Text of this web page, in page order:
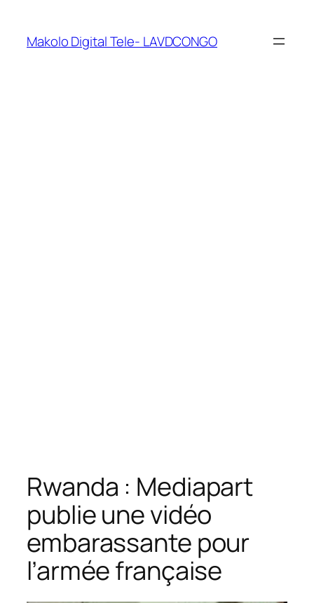
Makolo Digital Tele- LAVDCONGO
Rwanda : Mediapart
publie une vidéo
embarassante pour
l’armée française